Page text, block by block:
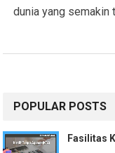
dunia yang semakin
POPULAR POSTS
Fasilitas